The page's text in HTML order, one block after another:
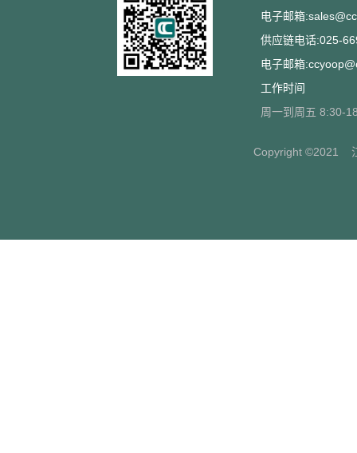
电子邮箱
供应链电话:025-
电子邮箱
工作时间
周一到周五 8:30-
Copyright ©2021